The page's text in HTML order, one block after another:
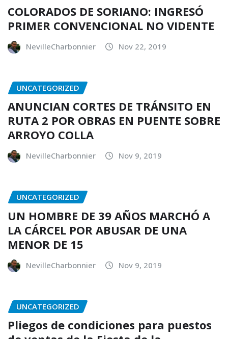
COLORADOS DE SORIANO: INGRESÓ
PRIMER CONVENCIONAL NO VIDENTE
NevilleCharbonnier Nov 22, 2019
UNCATEGORIZED
ANUNCIAN CORTES DE TRÁNSITO EN
RUTA 2 POR OBRAS EN PUENTE SOBRE
ARROYO COLLA
NevilleCharbonnier Nov 9, 2019
UNCATEGORIZED
UN HOMBRE DE 39 AÑOS MARCHÓ A
LA CÁRCEL POR ABUSAR DE UNA
MENOR DE 15
NevilleCharbonnier Nov 9, 2019
UNCATEGORIZED
Pliegos de condiciones para puestos